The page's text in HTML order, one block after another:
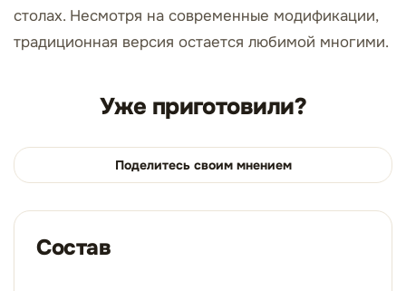
столах. Несмотря на современные модификации,
традиционная версия остается любимой многими.
Уже приготовили?
Поделитесь своим мнением
Состав